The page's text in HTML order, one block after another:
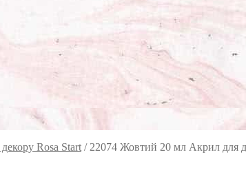
Rosa Start / 22074 Жовтий 20 мл Акрил для